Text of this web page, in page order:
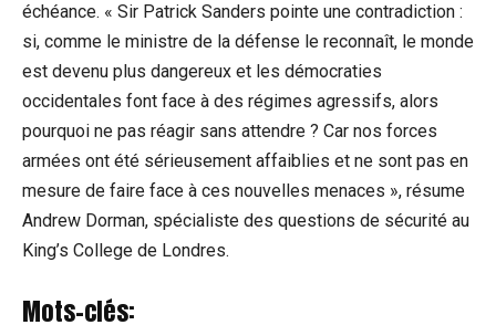
échéance. « Sir Patrick Sanders pointe une contradiction :
si, comme le ministre de la défense le reconnaît, le monde
est devenu plus dangereux et les démocraties
occidentales font face à des régimes agressifs, alors
pourquoi ne pas réagir sans attendre ? Car nos forces
armées ont été sérieusement affaiblies et ne sont pas en
mesure de faire face à ces nouvelles menaces », résume
Andrew Dorman, spécialiste des questions de sécurité au
King’s College de Londres.
Mots-clés: